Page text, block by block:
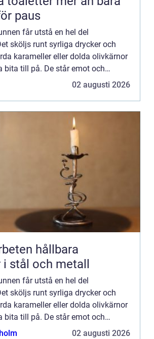
paus
får utstå en hel del
sköljs runt syrliga drycker och
karameller eller dolda olivkärnor
bita till på. De står emot och
02 augusti 2026
hållbara
i stål och metall
får utstå en hel del
sköljs runt syrliga drycker och
karameller eller dolda olivkärnor
bita till på. De står emot och
02 augusti 2026